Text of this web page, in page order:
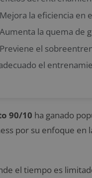
Aumenta la quema de
Previene el
90/10 ha ganado
por su enfoque en
el tiempo es